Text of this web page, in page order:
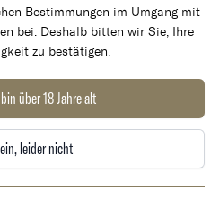
Bestimmungen im Umgang mit
bei. Deshalb bitten wir Sie, Ihre
zu bestätigen.
über 18 Jahre alt
leider nicht
2e Cru
RARITÄT